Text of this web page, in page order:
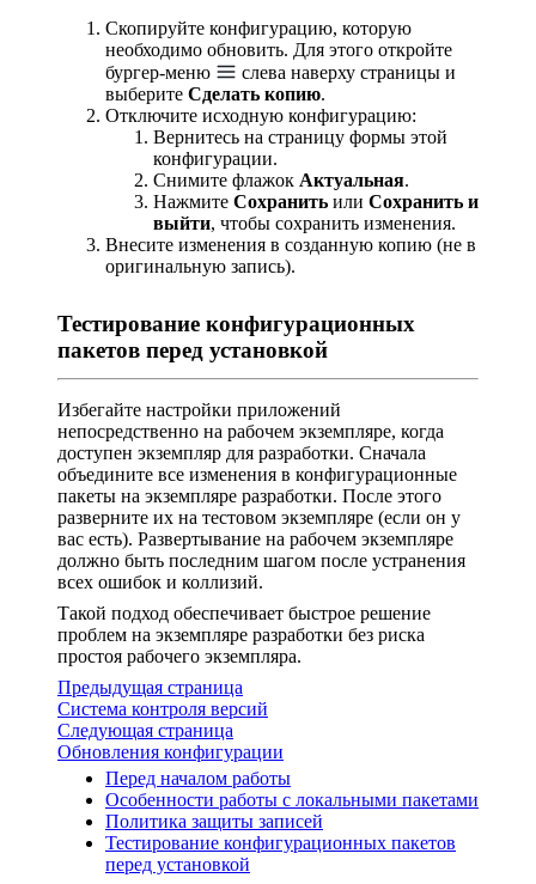
Скопируйте конфигурацию, которую
необходимо обновить. Для этого откройте
бургер-меню
слева наверху страницы и
выберите Сделать копию.
Отключите исходную конфигурацию:
Вернитесь на страницу формы этой
конфигурации.
Снимите флажок Актуальная.
Нажмите Сохранить или Сохранить и
выйти, чтобы сохранить изменения.
Внесите изменения в созданную копию (не в
оригинальную запись).
Тестирование конфигурационных
пакетов перед установкой
Избегайте настройки приложений
непосредственно на рабочем экземпляре, когда
доступен экземпляр для разработки. Сначала
объедините все изменения в конфигурационные
пакеты на экземпляре разработки. После этого
разверните их на тестовом экземпляре (если он у
вас есть). Развертывание на рабочем экземпляре
должно быть последним шагом после устранения
всех ошибок и коллизий.
Такой подход обеспечивает быстрое решение
проблем на экземпляре разработки без риска
простоя рабочего экземпляра.
Предыдущая страница
Система контроля версий
Следующая страница
Обновления конфигурации
Перед началом работы
Особенности работы с локальными пакетами
Политика защиты записей
Тестирование конфигурационных пакетов
перед установкой